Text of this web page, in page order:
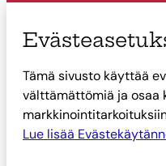
Päätöksenteko
Talous
Yhteystiedot
Tietoa
Tämä sivusto käyttää
välttämättömiä ja
Lue lisää